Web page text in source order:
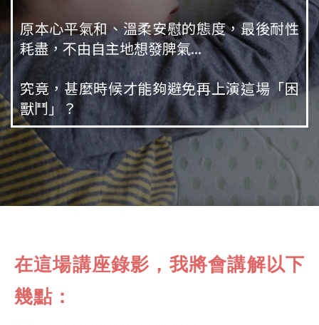
原本心平氣和、溫柔安慰的態度，最後耐性
耗盡，不由自主地想發脾氣...
究竟，甚麼時候才能夠避免再上演這場「困
獸鬥」？
在這場講座錄影，我將會講解以下
幾點：